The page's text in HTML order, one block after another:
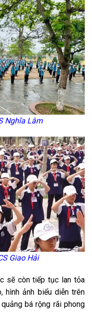
Nghĩa Lâm
Giao Hải
sẽ còn tiếp tục lan tỏa
hình ảnh biểu diễn trên
bá rộng rãi phong